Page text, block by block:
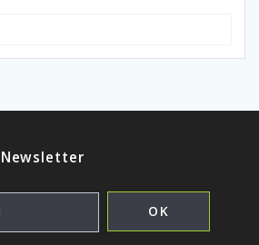
:
Newsletter